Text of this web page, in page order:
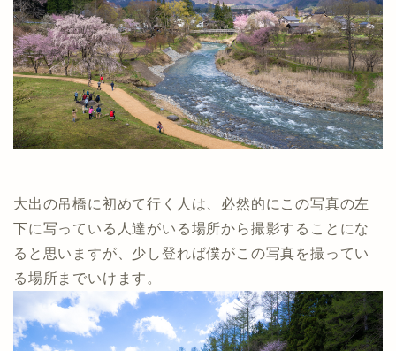
大出の吊橋に初めて行く人は、必然的にこの写真の左
下に写っている人達がいる場所から撮影することにな
ると思いますが、少し登れば僕がこの写真を撮ってい
る場所までいけます。